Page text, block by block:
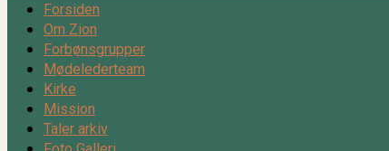
Forsiden
Om Zion
Forbønsgrupper
Mødelederteam
Kirke
Mission
Taler arkiv